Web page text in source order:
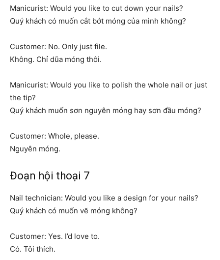
Manicurist: Would you like to cut down your nails?
Quý khách có muốn cắt bớt móng của mình không?
Customer: No. Only just file.
Không. Chỉ dũa móng thôi.
Manicurist: Would you like to polish the whole nail or just
the tip?
Quý khách muốn sơn nguyên móng hay sơn đầu móng?
Customer: Whole, please.
Nguyên móng.
Đoạn hội thoại 7
Nail technician: Would you like a design for your nails?
Quý khách có muốn vẽ móng không?
Customer: Yes. I’d love to.
Có. Tôi thích.